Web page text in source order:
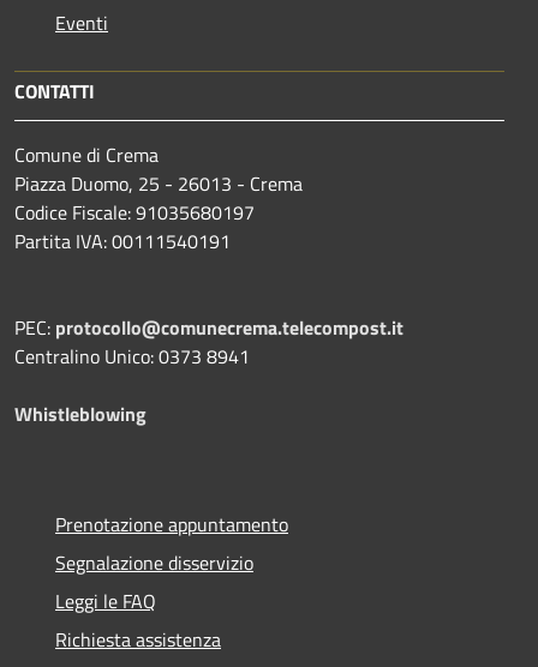
Eventi
CONTATTI
Comune di Crema
Piazza Duomo, 25 - 26013 - Crema
Codice Fiscale: 91035680197
Partita IVA: 00111540191
PEC: protocollo@comunecrema.telecompost.it
Centralino Unico: 0373 8941
Whistleblowing
Prenotazione appuntamento
Segnalazione disservizio
Leggi le FAQ
Richiesta assistenza